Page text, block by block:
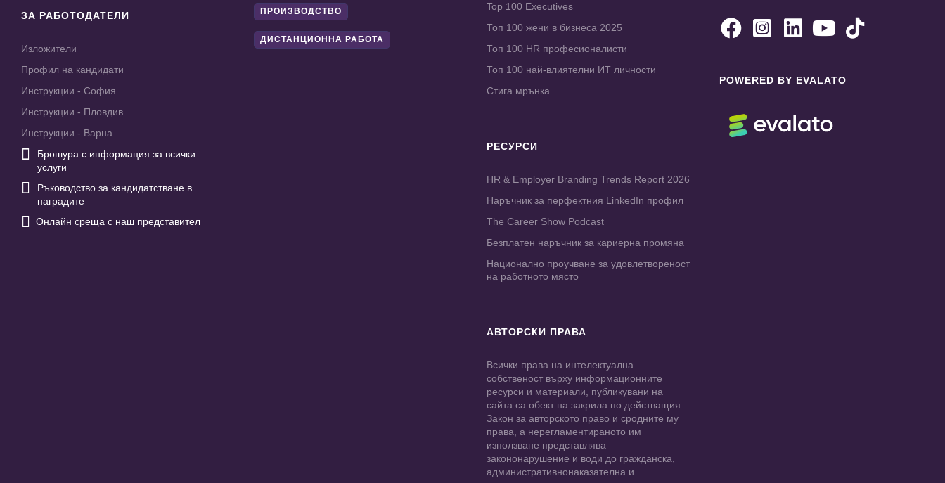
ЗА РАБОТОДАТЕЛИ
Изложители
Профил на кандидати
Инструкции - София
Инструкции - Пловдив
Инструкции - Варна

Брошура с информация за всички
услуги

Ръководство за кандидатстване в
наградите
 Онлайн среща с наш представител
ПРОИЗВОДСТВО
ДИСТАНЦИОННА РАБОТА
Top 100 Executives
Топ 100 жени в бизнеса 2025
Топ 100 HR професионалисти
Топ 100 най-влиятелни ИТ личности
Стига мрънка
РЕСУРСИ
HR & Employer Branding Trends Report 2026
Наръчник за перфектния LinkedIn профил
The Career Show Podcast
Безплатен наръчник за кариерна промяна
Национално проучване за удовлетвореност
на работното място
АВТОРСКИ ПРАВА
Всички права на интелектуална
собственост върху информационните
ресурси и материали, публикувани на
сайта са обект на закрила по действащия
Закон за авторското право и сродните му
права, а нерегламентираното им
използване представлява
закононарушение и води до гражданска,
административнонаказателна и
    
POWERED BY EVALATO